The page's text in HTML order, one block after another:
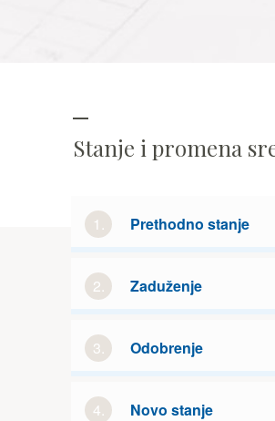
Stanje i promena
1. Prethodno stanje
2. Zaduženje
3. Odobrenje
4. Novo stanje